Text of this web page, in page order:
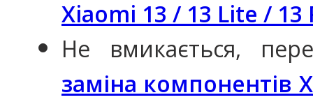
Xiaomi 13 / 13 Lite / 13
Не вмикається,
заміна компонентів